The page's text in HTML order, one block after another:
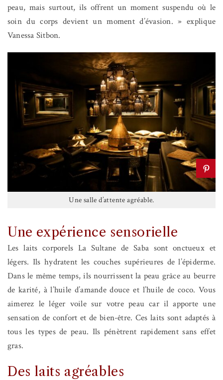
peau, mais surtout, ils offrent un moment suspendu où le
soin du corps devient un moment d’évasion. » explique
Vanessa Sitbon.
Une salle d’attente agréable.
Une expérience sensorielle
Les laits corporels La Sultane de Saba sont onctueux et
légers. Ils hydratent les couches supérieures de l’épiderme.
Dans le même temps, ils nourrissent la peau grâce au beurre
de karité, à l’huile d’amande douce et l’huile de coco. Vous
aimerez le léger voile sur votre peau car il apporte une
sensation de confort et de bien-être. Ces laits sont adaptés à
tous les types de peau. Ils pénètrent rapidement sans effet
gras.
Des laits agréables